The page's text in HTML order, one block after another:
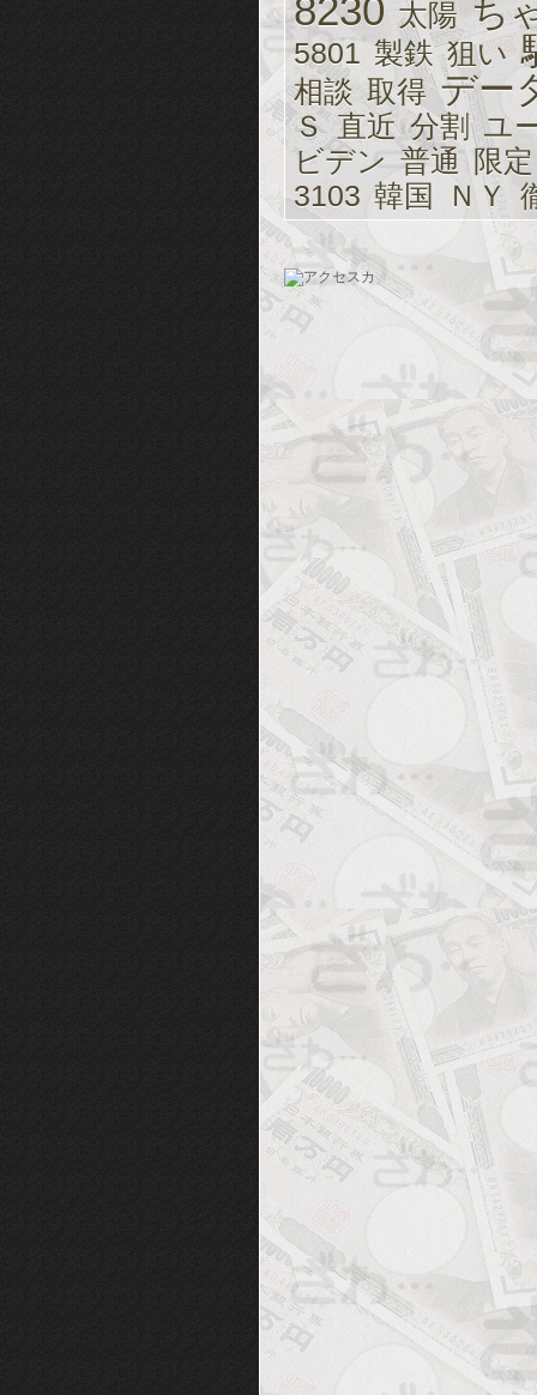
8230 太陽 ち
5801 製鉄 狙い
相談 取得 デー
Ｓ 直近 分割 ユ
ビデン 普通 限定
3103 韓国 ＮＹ